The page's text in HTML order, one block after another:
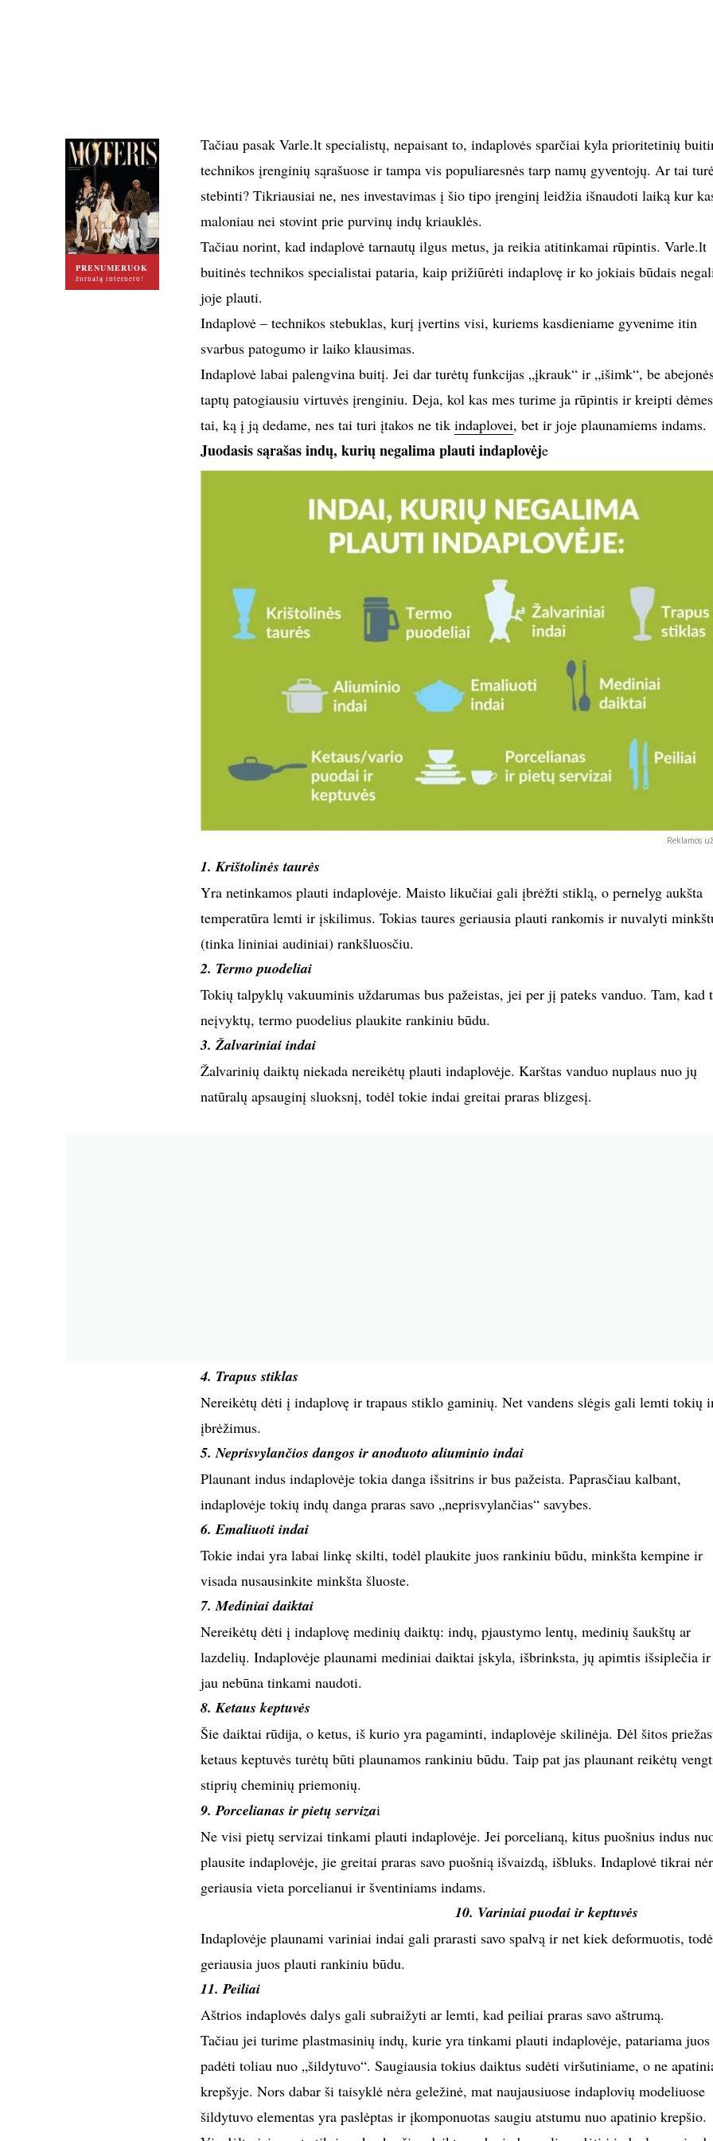
PRENUMERUOK
žurnalą internetu!
Tačiau pasak Varle.lt specialistų, nepaisant to, indaplovės sparčiai kyla prioritetinių
technikos įrenginių sąrašuose ir tampa vis populiaresnės tarp namų gyventojų. Ar tai
stebinti? Tikriausiai ne, nes investavimas į šio tipo įrenginį leidžia išnaudoti laiką kur
maloniau nei stovint prie purvinų indų kriauklės.
Tačiau norint, kad indaplovė tarnautų ilgus metus, ja reikia atitinkamai rūpintis. Varle.lt
buitinės technikos specialistai pataria, kaip prižiūrėti indaplovę ir ko jokiais būdais
joje plauti.
Indaplovė – technikos stebuklas, kurį įvertins visi, kuriems kasdieniame gyvenime itin
svarbus patogumo ir laiko klausimas.
Indaplovė labai palengvina buitį. Jei dar turėtų funkcijas „įkrauk“ ir „išimk“, be
taptų patogiausiu virtuvės įrenginiu. Deja, kol kas mes turime ja rūpintis ir kreipti
tai, ką į ją dedame, nes tai turi įtakos ne tik indaplovei, bet ir joje plaunamiems indams.
Juodasis sąrašas indų, kurių negalima plauti indaplovėje
Reklamos
1. Krištolinės taurės
Yra netinkamos plauti indaplovėje. Maisto likučiai gali įbrėžti stiklą, o pernelyg aukšta
temperatūra lemti ir įskilimus. Tokias taures geriausia plauti rankomis ir nuvalyti
(tinka lininiai audiniai) rankšluosčiu.
2. Termo puodeliai
Tokių talpyklų vakuuminis uždarumas bus pažeistas, jei per jį pateks vanduo. Tam, kad
neįvyktų, termo puodelius plaukite rankiniu būdu.
3. Žalvariniai indai
Žalvarinių daiktų niekada nereikėtų plauti indaplovėje. Karštas vanduo nuplaus nuo jų
natūralų apsauginį sluoksnį, todėl tokie indai greitai praras blizgesį.
4. Trapus stiklas
Nereikėtų dėti į indaplovę ir trapaus stiklo gaminių. Net vandens slėgis gali lemti tokių
įbrėžimus.
5. Neprisvylančios dangos ir anoduoto aliuminio indai
Plaunant indus indaplovėje tokia danga išsitrins ir bus pažeista. Paprasčiau kalbant,
indaplovėje tokių indų danga praras savo „neprisvylančias“ savybes.
6. Emaliuoti indai
Tokie indai yra labai linkę skilti, todėl plaukite juos rankiniu būdu, minkšta kempine ir
visada nusausinkite minkšta šluoste.
7. Mediniai daiktai
Nereikėtų dėti į indaplovę medinių daiktų: indų, pjaustymo lentų, medinių šaukštų ar
lazdelių. Indaplovėje plaunami mediniai daiktai įskyla, išbrinksta, jų apimtis išsiplečia
jau nebūna tinkami naudoti.
8. Ketaus keptuvės
Šie daiktai rūdija, o ketus, iš kurio yra pagaminti, indaplovėje skilinėja. Dėl šitos
ketaus keptuvės turėtų būti plaunamos rankiniu būdu. Taip pat jas plaunant reikėtų
stiprių cheminių priemonių.
9. Porcelianas ir pietų servizai
Ne visi pietų servizai tinkami plauti indaplovėje. Jei porcelianą, kitus puošnius indus
plausite indaplovėje, jie greitai praras savo puošnią išvaizdą, išbluks. Indaplovė tikrai
geriausia vieta porcelianui ir šventiniams indams.
10. Variniai puodai ir keptuvės
Indaplovėje plaunami variniai indai gali prarasti savo spalvą ir net kiek deformuotis,
geriausia juos plauti rankiniu būdu.
11. Peiliai
Aštrios indaplovės dalys gali subraižyti ar lemti, kad peiliai praras savo aštrumą.
Tačiau jei turime plastmasinių indų, kurie yra tinkami plauti indaplovėje, patariama juos
padėti toliau nuo „šildytuvo“. Saugiausia tokius daiktus sudėti viršutiniame, o ne
krepšyje. Nors dabar ši taisyklė nėra geležinė, mat naujausiuose indaplovių modeliuose
šildytuvo elementas yra paslėptas ir įkomponuotas saugiu atstumu nuo apatinio krepšio.